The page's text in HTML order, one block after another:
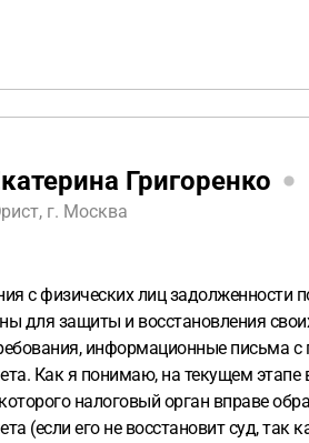
Григоренко
г. Москва
с физических лиц задолженности
для защиты и восстановления
информационные письма
Как я понимаю, на текущем этапе
налоговый орган вправе
(если его не восстановит суд, так